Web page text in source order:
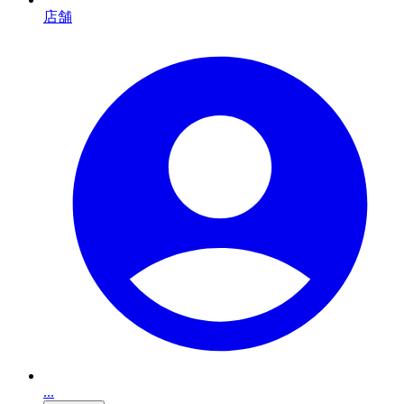
店舗
...